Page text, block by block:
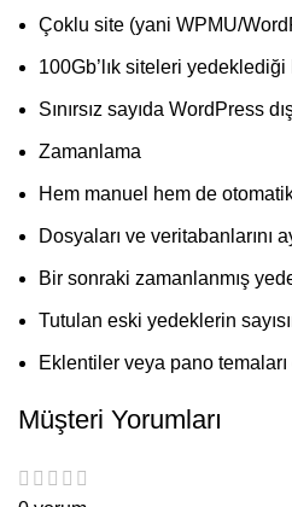
Çoklu site (yani WPMU/
100Gb’lık siteleri yedeklediği
Sınırsız sayıda WordPress
Zamanlama
Hem manuel hem de
Dosyaları ve veritabanlarını
Bir sonraki zamanlanmış
Tutulan eski yedeklerin
Eklentiler veya pano
Müşteri Yorumları